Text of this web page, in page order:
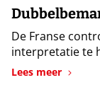
De Franse
interpretatie te
Lees meer